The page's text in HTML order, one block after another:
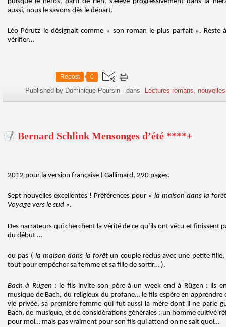
aussi, nous le savons dès le départ.
Léo Pérutz le désignait comme « son roman le plus parfait ». Reste
vérifier…
Repost 0
Published by Dominique Poursin -dans Lectures romans, nouvelles
Bernard Schlink Mensonges d’été ****+
2012 pour la version française ) Gallimard, 290 pages.
Sept nouvelles excellentes ! Préférences pour « la maison dans la forêt
Voyage vers le sud ».
Des narrateurs qui cherchent la vérité de ce qu’ils ont vécu et finissent
du début …
ou pas ( la maison dans la forêt un couple reclus avec une petite
tout pour empêcher sa femme et sa fille de sortir… ).
Bach à Rügen : le fils invite son père à un week end à Rügen : ils
musique de Bach, du religieux du profane… le fils espère en apprendre
vie privée, sa première femme qui fut aussi la mère dont il ne parle
Bach, de musique, et de considérations générales : un homme cultivé
pour moi… mais pas vraiment pour son fils qui attend on ne sait quoi…